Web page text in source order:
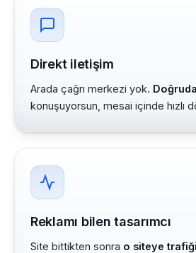
Direkt iletişim
Arada çağrı merkezi yok.
konuşuyorsun, mesai içinde hızlı
Reklamı bilen tasarımcı
Site bittikten sonra o siteye trafiği